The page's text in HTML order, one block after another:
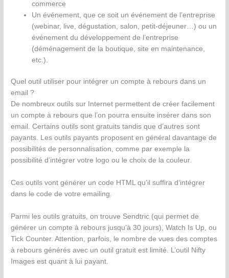
commerce
Un événement, que ce soit un événement de l’entreprise
(webinar, live, dégustation, salon, petit-déjeuner…) ou un
événement du développement de l’entreprise
(déménagement de la boutique, site en maintenance,
etc.).
Quel outil utiliser pour intégrer un compte à rebours dans un
email ?
De nombreux outils sur Internet permettent de créer facilement
un compte à rebours que l’on pourra ensuite insérer dans son
email. Certains outils sont gratuits tandis que d’autres sont
payants. Les outils payants proposent en général davantage de
possibilités de personnalisation, comme par exemple la
possibilité d’intégrer votre logo ou le choix de la couleur.
Ces outils vont générer un code HTML qu’il suffira d’intégrer
dans le code de votre emailing.
Parmi les outils gratuits, on trouve Sendtric (qui permet de
générer un compte à rebours jusqu’à 30 jours), Watch Is Up, ou
Tick Counter. Attention, parfois, le nombre de vues des comptes
à rebours générés avec un outil gratuit est limité. L’outil Nifty
Images est quant à lui payant.